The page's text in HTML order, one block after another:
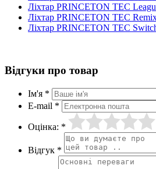
Ліхтар PRINCETON TEC
Ліхтар PRINCETON TEC
Ліхтар PRINCETON TEC
Відгуки про товар
Ім'я *
E-mail *
Оцінка: *
Відгук *